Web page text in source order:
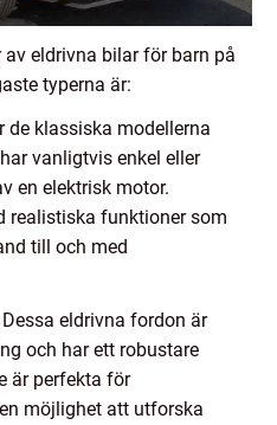
eldrivna bilar för barn på
typerna är:
de klassiska modellerna
vanligtvis enkel eller
en elektrisk motor.
realistiska funktioner som
till och med
eldrivna fordon är
och har ett robustare
är perfekta för
möjlighet att utforska